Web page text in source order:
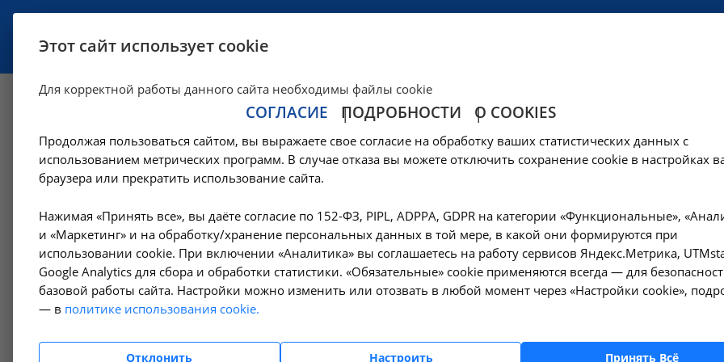
Рентгенография грудины -
Цены в Москве — Рентгенологические исследования в Москве — Рентгенография грудины - A06.03.024 в Москве
Оформите заявку на сайте, мы свяжемся с вами
ближайшее время и ответим на все
вопросы.
Амбулаторно-
поликлинические услуги
Гемодиализ
Денситометрия
Этот сайт использует cookie
Для корректной работы данного сайта необходимы файлы cookie
СОГЛАСИЕ ПОДРОБНОСТИ О COOKIES
Продолжая пользоваться сайтом, вы выражаете свое согласие на обработку ваших статистических данных с
использованием метрических программ. В случае отказа вы можете отключить сохранение cookie в настройках
браузера или прекратить использование сайта.
Нажимая «Принять все», вы даёте согласие по 152-ФЗ, PIPL, ADPPA, GDPR на категории «Функциональные»,
и «Маркетинг» и на обработку/хранение персональных данных в той мере, в какой они формируются при
использовании cookie. При включении «Аналитика» вы соглашаетесь на работу сервисов Яндекс.Метрика,
Google Analytics для сбора и обработки статистики. «Обязательные» cookie применяются всегда — для
базовой работы сайта. Настройки можно изменить или отозвать в любой момент через «Настройки cookie»,
— в политике использования cookie.
Отклонить Настроить Принять Всё